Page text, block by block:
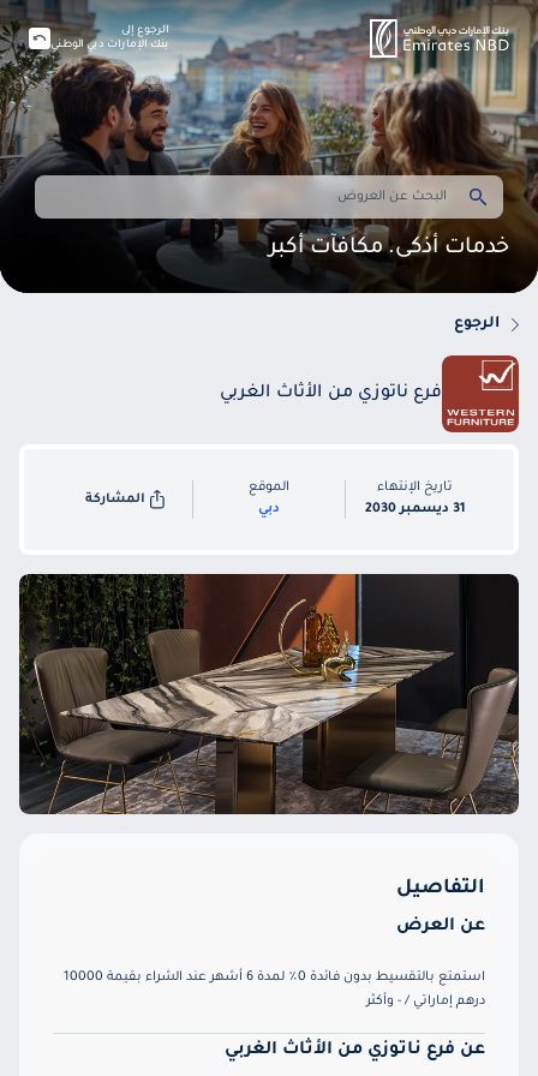
خدمات أذكى. مكافآت أكبر
الرجوع إلى
بنك الإمارات دبي الوطني
الرجوع
فرع ناتوزي من الأثاث الغربي
تاريخ الإنتهاء
31 ديسمبر 2030
الموقع
دبي
المشاركة
التفاصيل
عن العرض
استمتع بالتقسيط بدون فائدة 0٪ لمدة 6 أشهر عند الشراء بقيمة 10000
درهم إماراتي / - وأكثر
عن فرع ناتوزي من الأثاث الغربي